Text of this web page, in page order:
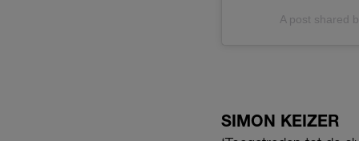
A post shared
SIMON KEIZER